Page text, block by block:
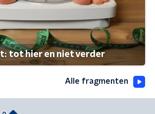
tot hier en niet verder
Alle fragmenten